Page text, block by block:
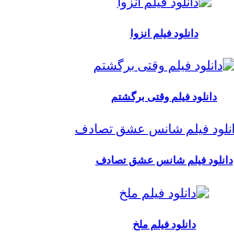
دانلود فیلم انزوا
دانلود فیلم وقتی برگشتم
دانلود فیلم شانس عشق تصادف
دانلود فیلم ملخ